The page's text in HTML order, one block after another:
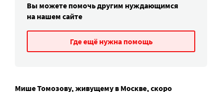
Вы можете помочь другим нуждающимся
на нашем сайте
Где ещё нужна помощь
Мише Томозову, живущему в Москве, скоро